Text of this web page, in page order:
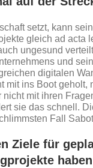
setzt, kann
gleich ad acta
ungesund
und
digitalen
mit ins Boot geholt,
mit ihren
sie das schnell.
Fall
Ziele für
haben